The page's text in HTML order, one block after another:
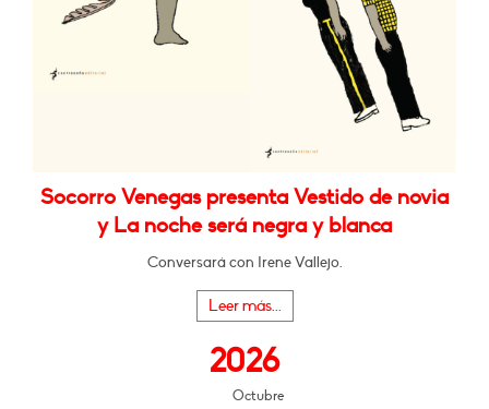
Socorro Venegas presenta Vestido de novia
y La noche será negra y blanca
Conversará con Irene Vallejo.
Leer más...
2026
Octubre